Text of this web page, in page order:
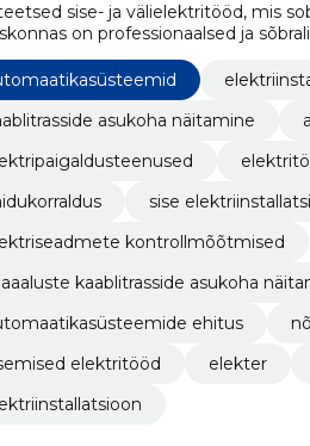
sise- ja välielektritööd, mis
on professionaalsed ja
asukoha näitamine
sise
kontrollmõõtmised
kaablitrasside asukoha
ehitus
elektritööd
elekter